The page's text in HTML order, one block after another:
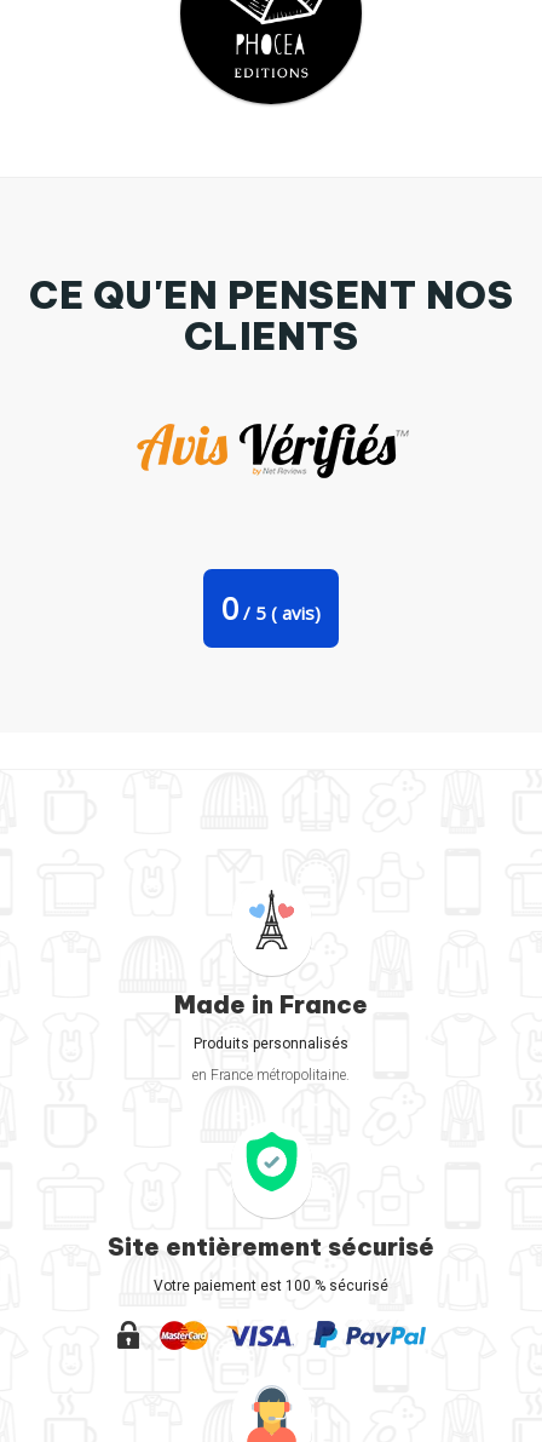
CE QU'EN PENSENT NOS
CLIENTS
0 / 5 ( avis)
Made in France
Produits personnalisés
en France métropolitaine.
Site entièrement sécurisé
Votre paiement est 100 % sécurisé